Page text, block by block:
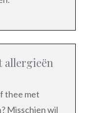
allergieën
thee met
Misschien wil